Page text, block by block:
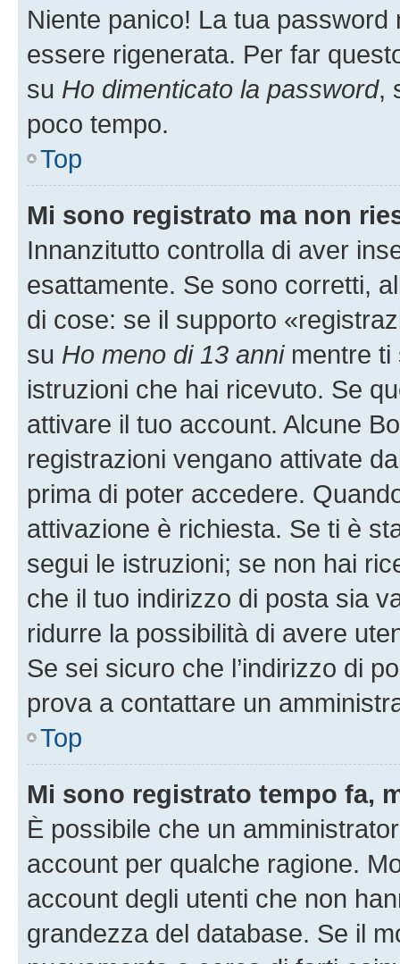
Niente panico! La tua
essere rigenerata. Per far
su Ho dimenticato la password,
poco tempo.
Top
Mi sono registrato ma non
Innanzitutto controlla di aver
esattamente. Se sono corretti,
di cose: se il supporto
su Ho meno di 13 annimentre ti
istruzioni che hai ricevuto. Se
attivare il tuo account. Alcune
registrazioni vengano attivate
prima di poter accedere.
attivazione è richiesta. Se ti è
segui le istruzioni; se non hai
che il tuo indirizzo di posta sia
ridurre la possibilità di avere
Se sei sicuro che l’indirizzo di
prova a contattare un
Top
Mi sono registrato tempo fa,
È possibile che un
account per qualche ragione.
account degli utenti che non
grandezza del database. Se il